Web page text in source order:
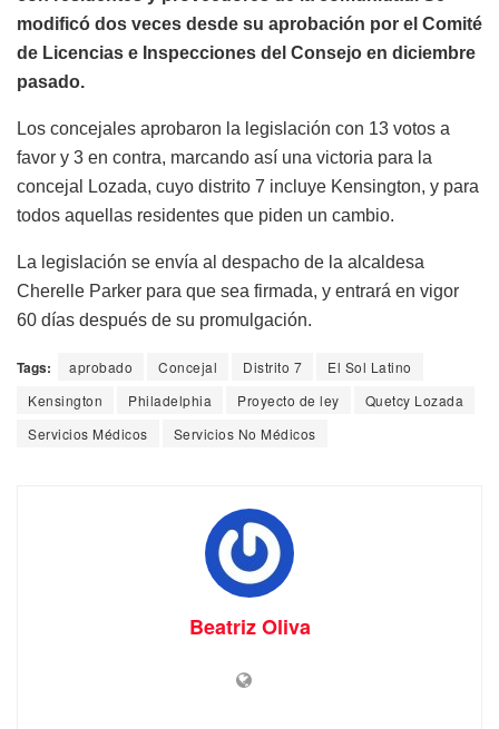
modificó dos veces desde su aprobación por el Comité
de Licencias e Inspecciones del Consejo en diciembre
pasado.
Los concejales aprobaron la legislación con 13 votos a
favor y 3 en contra, marcando así una victoria para la
concejal Lozada, cuyo distrito 7 incluye Kensington, y para
todos aquellas residentes que piden un cambio.
La legislación se envía al despacho de la alcaldesa
Cherelle Parker para que sea firmada, y entrará en vigor
60 días después de su promulgación.
Tags: aprobado Concejal Distrito 7
El Sol Latino
Kensington
Philadelphia Proyecto de ley
Quetcy Lozada
Servicios Médicos
Servicios No Médicos
Beatriz Oliva